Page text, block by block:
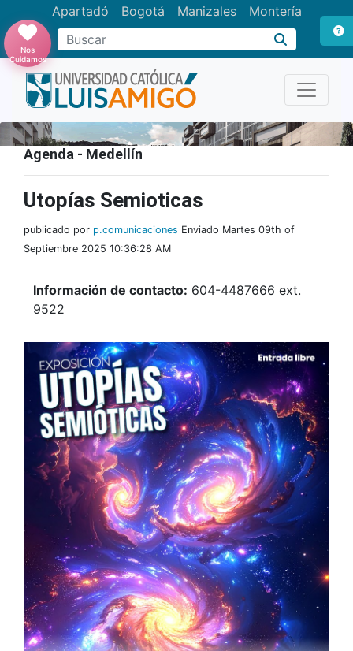
Apartadó Bogotá Manizales Montería
Buscar
Nos
Cuidamos
Agenda - Medellín
Utopías Semioticas
publicado por p.comunicaciones Enviado Martes 09th of
Septiembre 2025 10:36:28 AM
Información de contacto: 604-4487666 ext.
9522